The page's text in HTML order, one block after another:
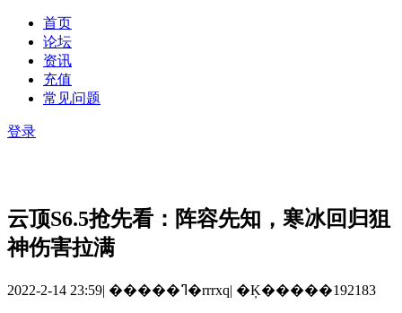
首页
论坛
资讯
充值
常见问题
登录
云顶S6.5抢先看：阵容先知，寒冰回归狙
神伤害拉满
2022-2-14 23:59| �����ߣ�rrrxq| �Ķ�����192183